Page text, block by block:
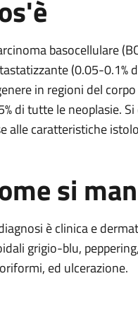
basocellulare
(0.05-0.1%
in regioni del
di tutte le neoplasie.
alle caratteristiche
si
è clinica e
grigio-blu,
ed ulcerazione.